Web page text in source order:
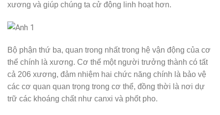
xương và giúp chúng ta cử động linh hoạt hơn.
Bộ phận thứ ba, quan trong nhất trong hệ vận động của cơ
thể chính là xương. Cơ thể một người trưởng thành có tất
cả 206 xương, đảm nhiệm hai chức năng chính là bảo vệ
các cơ quan quan trọng trong cơ thể, đồng thời là nơi dự
trữ các khoáng chất như canxi và phốt pho.